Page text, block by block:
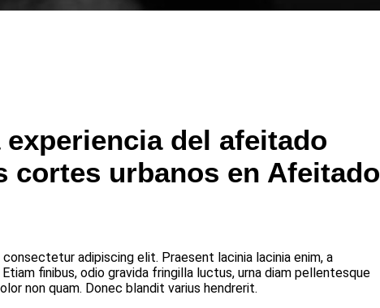
experiencia del afeitado
cortes urbanos en Afeitado
adipiscing elit. Praesent lacinia lacinia enim, a
finibus, odio gravida fringilla luctus, urna diam pellentesque
non quam. Donec blandit varius hendrerit.